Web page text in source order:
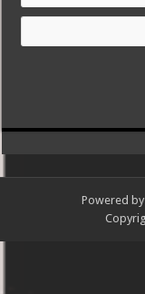
Powered by